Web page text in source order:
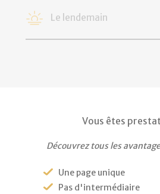
Le lendemain
Vous êtes
Découvrez tous les
Une page unique
Pas d'intermédiaire